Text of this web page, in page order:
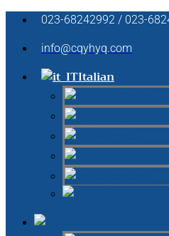
023-68242992 / 023-
info@cqyhyq.com
Italian